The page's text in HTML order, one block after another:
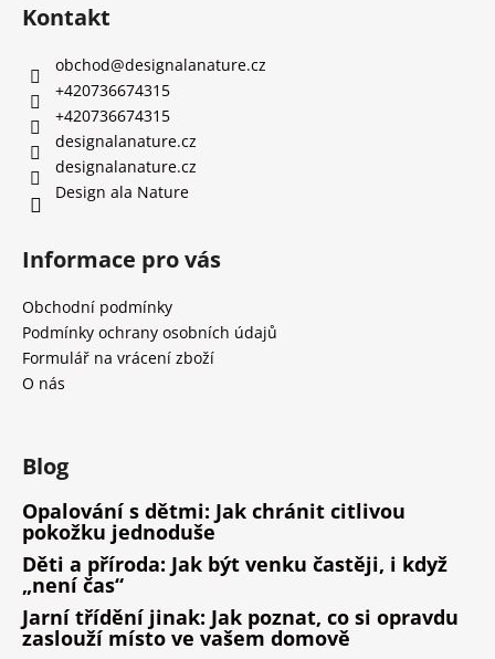
Kontakt
obchod@designalanature.cz
+420736674315
+420736674315
designalanature.cz
designalanature.cz
Design ala Nature
Informace pro vás
Obchodní podmínky
Podmínky ochrany osobních údajů
Formulář na vrácení zboží
O nás
Blog
Opalování s dětmi: Jak chránit citlivou
pokožku jednoduše
Děti a příroda: Jak být venku častěji, i když
„není čas“
Jarní třídění jinak: Jak poznat, co si opravdu
zaslouží místo ve vašem domově